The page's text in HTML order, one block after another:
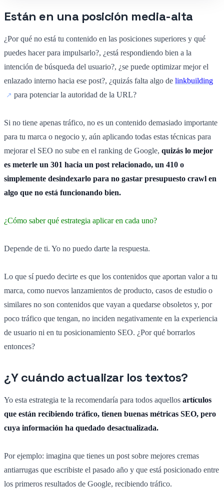
Están en una posición media-alta
¿Por qué no está tu contenido en las posiciones superiores y qué
puedes hacer para impulsarlo?, ¿está respondiendo bien a la
intención de búsqueda del usuario?, ¿se puede optimizar mejor el
enlazado interno hacia ese post?, ¿quizás falta algo de linkbuilding
para potenciar la autoridad de la URL?
Si no tiene apenas tráfico, no es un contenido demasiado importante
para tu marca o negocio y, aún aplicando todas estas técnicas para
mejorar el SEO no sube en el ranking de Google, quizás lo mejor
es meterle un 301 hacia un post relacionado, un 410 o
simplemente desindexarlo para no gastar presupuesto crawl en
algo que no está funcionando bien.
¿Cómo saber qué estrategia aplicar en cada uno?
Depende de ti. Yo no puedo darte la respuesta.
Lo que sí puedo decirte es que los contenidos que aportan valor a tu
marca, como nuevos lanzamientos de producto, casos de estudio o
similares no son contenidos que vayan a quedarse obsoletos y, por
poco tráfico que tengan, no inciden negativamente en la experiencia
de usuario ni en tu posicionamiento SEO. ¿Por qué borrarlos
entonces?
¿Y cuándo actualizar los textos?
Yo esta estrategia te la recomendaría para todos aquellos artículos
que están recibiendo tráfico, tienen buenas métricas SEO, pero
cuya información ha quedado desactualizada.
Por ejemplo: imagina que tienes un post sobre mejores cremas
antiarrugas que escribiste el pasado año y que está posicionado entre
los primeros resultados de Google, recibiendo tráfico.